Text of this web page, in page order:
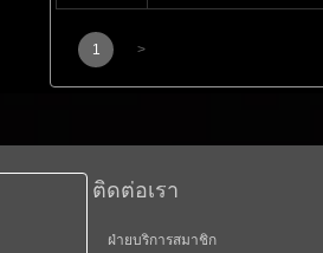
1 >
ติดต่อเรา
ฝ่ายบริการสมาชิก